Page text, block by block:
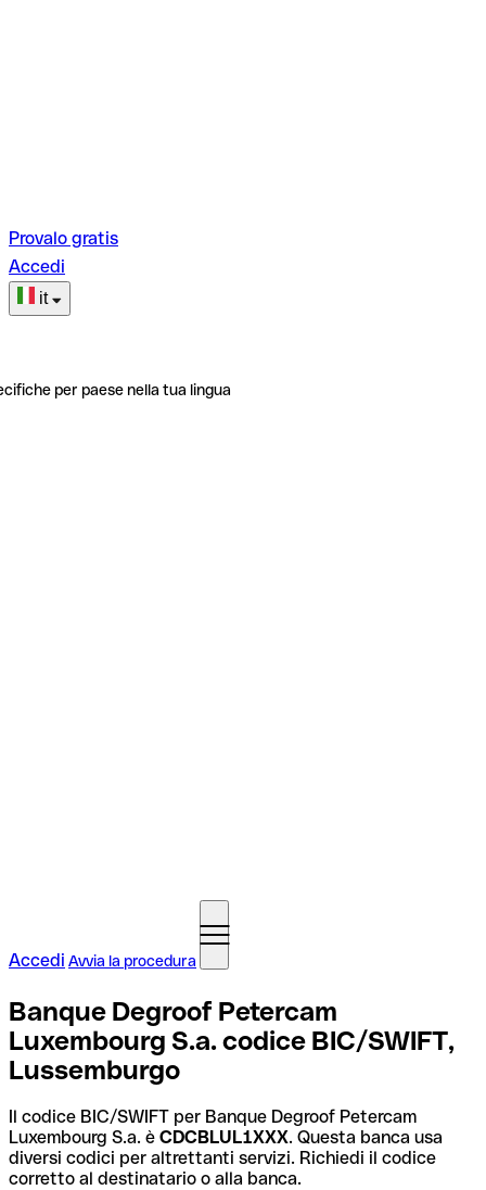
Provalo gratis
Accedi
it
per paese nella tua lingua
Accedi Avvia la procedura
Banque Degroof Petercam
Luxembourg S.a. codice BIC/SWIFT,
Lussemburgo
Il codice BIC/SWIFT per Banque Degroof Petercam
Luxembourg S.a. è CDCBLUL1XXX. Questa banca usa
diversi codici per altrettanti servizi. Richiedi il codice
corretto al destinatario o alla banca.